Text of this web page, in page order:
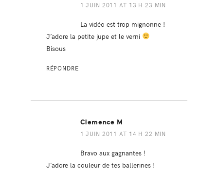
1 JUIN 2011 AT 13 H 23 MIN
La vidéo est trop mignonne !
J’adore la petite jupe et le verni
Bisous
RÉPONDRE
Clemence M
1 JUIN 2011 AT 14 H 22 MIN
Bravo aux gagnantes !
J’adore la couleur de tes ballerines !